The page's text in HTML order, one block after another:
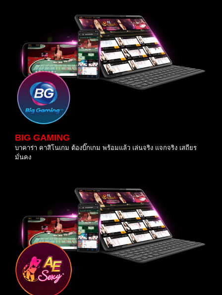
BIG GAMING
บาคาร่า คาสิโนเกม ต้องบิ๊กเกม พร้อมแล้ว เล่นจริง แจกจริง เสถียร
มั่นคง